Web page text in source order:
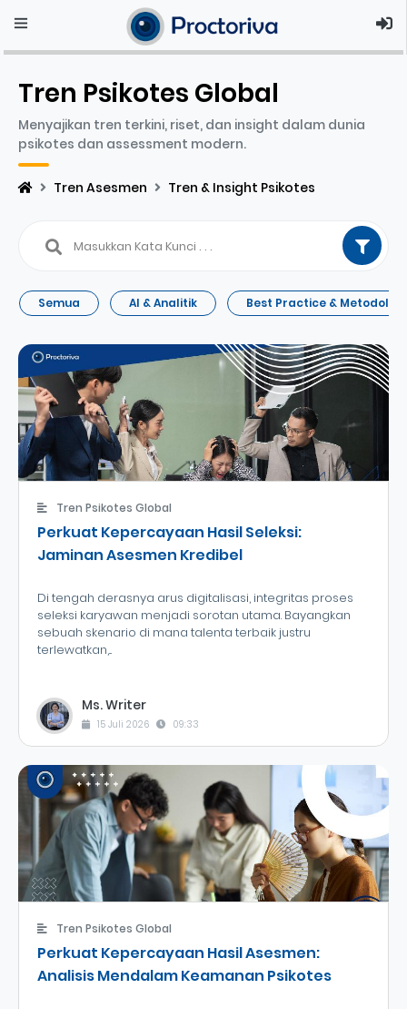
Tren Psikotes Global
Menyajikan tren terkini, riset, dan insight dalam dunia
psikotes dan assessment modern.
Tren Asesmen Tren & Insight Psikotes
Semua AI & Analitik Best Practice & Metodologi
Tren Psikotes Global
Perkuat Kepercayaan Hasil Seleksi:
Jaminan Asesmen Kredibel
Di tengah derasnya arus digitalisasi, integritas proses
seleksi karyawan menjadi sorotan utama. Bayangkan
sebuah skenario di mana talenta terbaik justru
terlewatkan,...
Ms. Writer
15 Juli 2026 09:33
Tren Psikotes Global
Perkuat Kepercayaan Hasil Asesmen:
Analisis Mendalam Keamanan Psikotes